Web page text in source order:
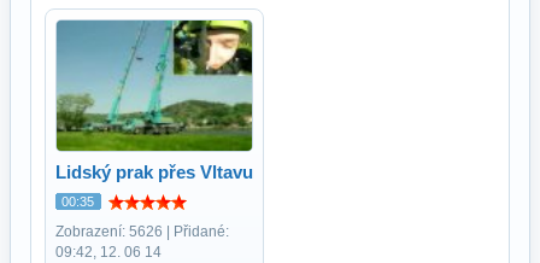
Lidský prak přes Vltavu
00:35
Zobrazení: 5626 | Přidané:
09:42, 12. 06 14